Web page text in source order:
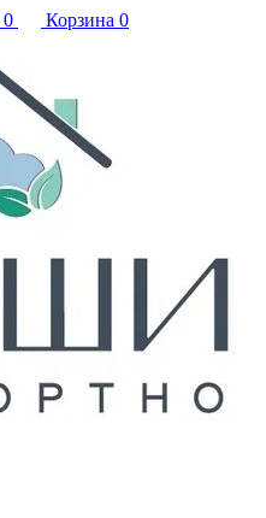
0 Корзина 0